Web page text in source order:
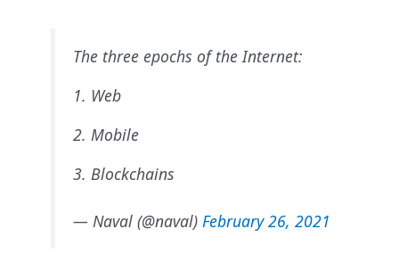
The three epochs of the Internet:
1. Web
2. Mobile
3. Blockchains
— Naval (@naval) February 26, 2021